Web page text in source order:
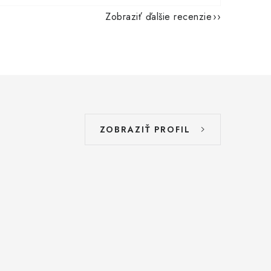
Zobraziť ďalšie recenzie
ZOBRAZIŤ PROFIL